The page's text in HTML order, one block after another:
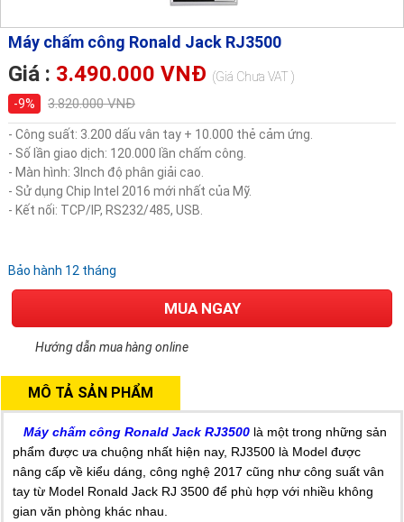
Máy chấm công Ronald Jack RJ3500
Giá : 3.490.000 VNĐ (Giá Chưa VAT )
-9%
3.820.000 VNĐ
- Công suất: 3.200 dấu vân tay + 10.000 thẻ cảm ứng.
- Số lần giao dịch: 120.000 lần chấm công.
- Màn hình: 3Inch độ phân giải cao.
- Sử dụng Chip Intel 2016 mới nhất của Mỹ.
- Kết nối: TCP/IP, RS232/485, USB.
Bảo hành 12 tháng
MUA NGAY
Hướng dẫn mua hàng online
MÔ TẢ SẢN PHẨM
Máy chấm công Ronald Jack RJ3500 là một trong những sản
phẩm được ưa chuộng nhất hiện nay, RJ3500 là Model được
nâng cấp về kiểu dáng, công nghệ 2017 cũng như công suất vân
tay từ Model Ronald Jack RJ 3500 để phù hợp với nhiều không
gian văn phòng khác nhau.